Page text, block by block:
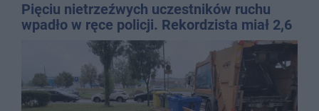
Pięciu nietrzeźwych uczestników ruchu
wpadło w ręce policji. Rekordzista miał 2,6